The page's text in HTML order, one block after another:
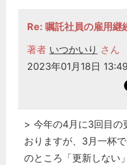
Re: 嘱託社員の雇用継
著者 いつかいり さん
2023年01月18日 13:49
> 今年の4月に3回目の
おりますが、3月一杯
のところ「更新しない